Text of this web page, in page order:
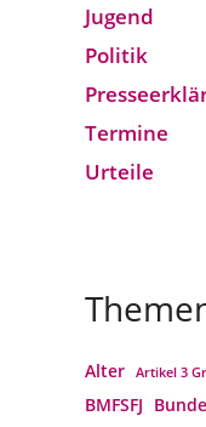
Jugend
Politik
Termine
Urteile
Alter Artikel 3
BMFSFJ